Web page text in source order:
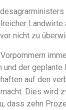
nicht zu
der
auf den
Dies wird
dass zehn